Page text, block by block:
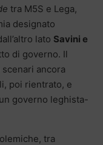
tra M5S e Lega,
designato
lato Savini e
di governo. Il
ancora
poi rientrato, e
governo leghista-
tra